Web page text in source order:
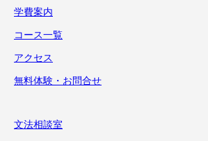
学費案内
コース一覧
アクセス
無料体験・お問合せ
文法相談室